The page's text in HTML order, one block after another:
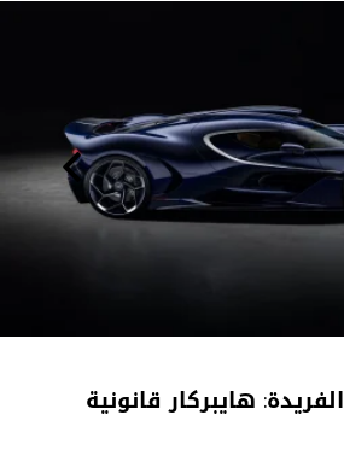
Bugatti Destrier الفريدة: هايبركار قانونية